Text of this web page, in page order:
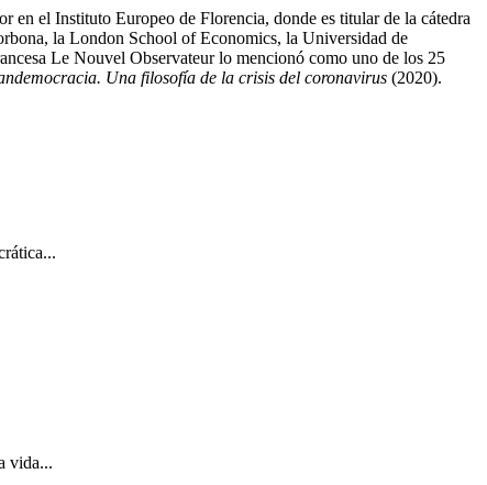
el Instituto Europeo de Florencia, donde es titular de la cátedra
la London School of Economics, la Universidad de
Le Nouvel Observateur lo mencionó como uno de los 25
Una filosofía de la crisis del coronavirus (2020).
vida...